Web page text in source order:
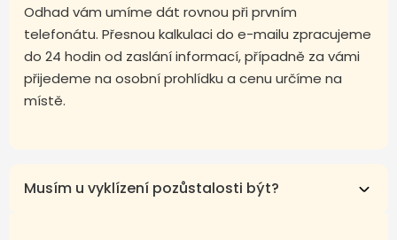
Odhad vám umíme dát rovnou při prvním
telefonátu. Přesnou kalkulaci do e-mailu zpracujeme
do 24 hodin od zaslání informací, případně za vámi
přijedeme na osobní prohlídku a cenu určíme na
místě.
Musím u vyklízení pozůstalosti být?